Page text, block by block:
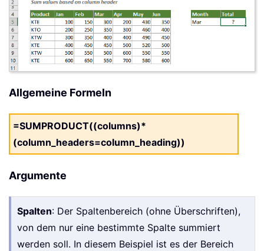
Allgemeine Formeln
=SUMPRODUCT((columns)*
(column_headers=column_heading))
Argumente
Spalten: Der Spaltenbereich (ohne Überschriften),
von dem nur eine bestimmte Spalte summiert
werden soll. In diesem Beispiel ist es der Bereich